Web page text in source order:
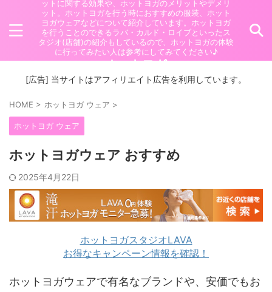
ットに関する効果や、ホットヨガのメリットやデメリ
ット。ホットヨガを行う時におすすめの服装、ホット
ヨガウェアなどについて紹介しています。ホットヨガ
を行うことのできるラバ・カルド・ロイブといったス
タジオ(店舗)の紹介もしているので、ホットヨガの体験
に行ってみたい人は参考にしてみてください♪
ホットヨガ
[広告] 当サイトはアフィリエイト広告を利用しています。
HOME > ホットヨガ ウェア >
ホットヨガ ウェア
ホットヨガウェア おすすめ
2025年4月22日
ホットヨガスタジオLAVA
お得なキャンペーン情報を確認！
ホットヨガウェアで有名なブランドや、安価でもお